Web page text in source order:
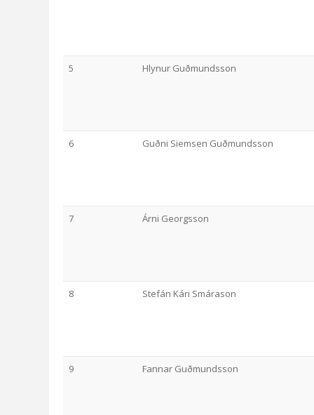
5 Hlynur Guðmundsson
6 Guðni Siemsen Guðmundsson
7 Árni Georgsson
8 Stefán Kári Smárason
9 Fannar Guðmundsson